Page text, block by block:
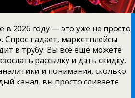
в 2026 году — это уже не просто
Спрос падает, маркетплейсы
в трубу. Вы всё ещё можете
рассылку и дать скидку,
и понимания, сколько
канал, вы просто сливаете